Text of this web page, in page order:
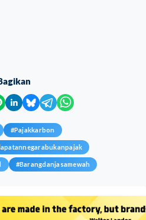
#Pajakkarbon
#Barangdanjasamewah